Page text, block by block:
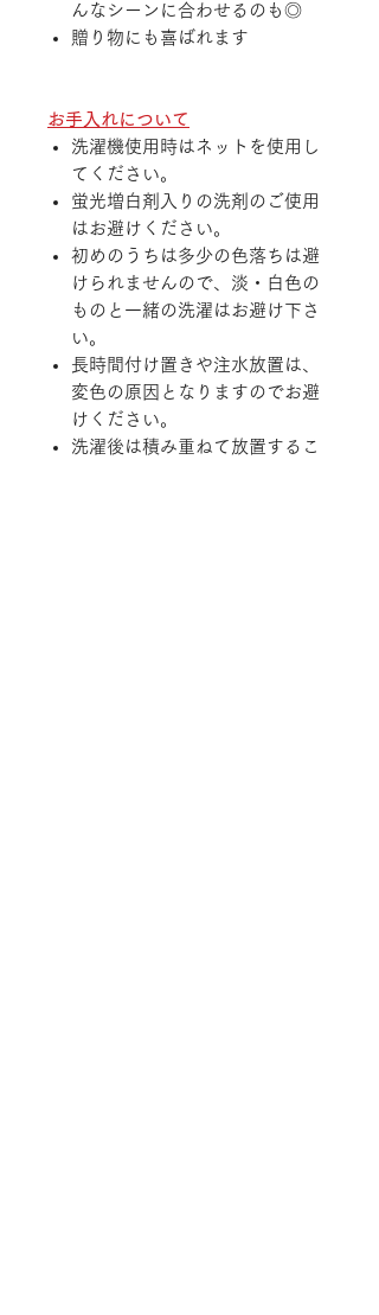
んなシーンに合わせるのも◎
贈り物にも喜ばれます
お手入れについて
洗濯機使用時はネットを使用し
てください。
蛍光増白剤入りの洗剤のご使用
はお避けください。
初めのうちは多少の色落ちは避
けられませんので、淡・白色の
ものと一緒の洗濯はお避け下さ
い。
長時間付け置きや注水放置は、
変色の原因となりますのでお避
けください。
洗濯後は積み重ねて放置するこ